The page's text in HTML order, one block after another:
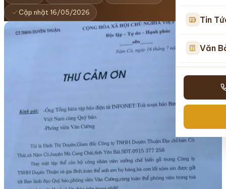
Tin
Văn
Cập nhật 16/05/2026